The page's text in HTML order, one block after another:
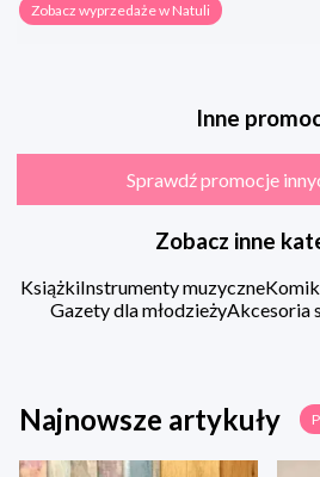
Zobacz wyprzedaże w Natuli
Inne
Sprawdź promocje
Zobacz inne
KsiążkiInstrumenty muzyczne
Gazety dla młodzieżyAkcesoria
Najnowsze artykuły